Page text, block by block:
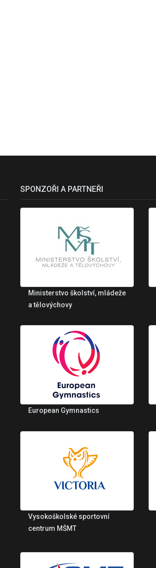
SPONZOŘI A PARTNEŘI
Ministerstvo školství, mládeže
a tělovýchovy
European Gymnastics
Vysokoškolské sportovní
centrum MŠMT